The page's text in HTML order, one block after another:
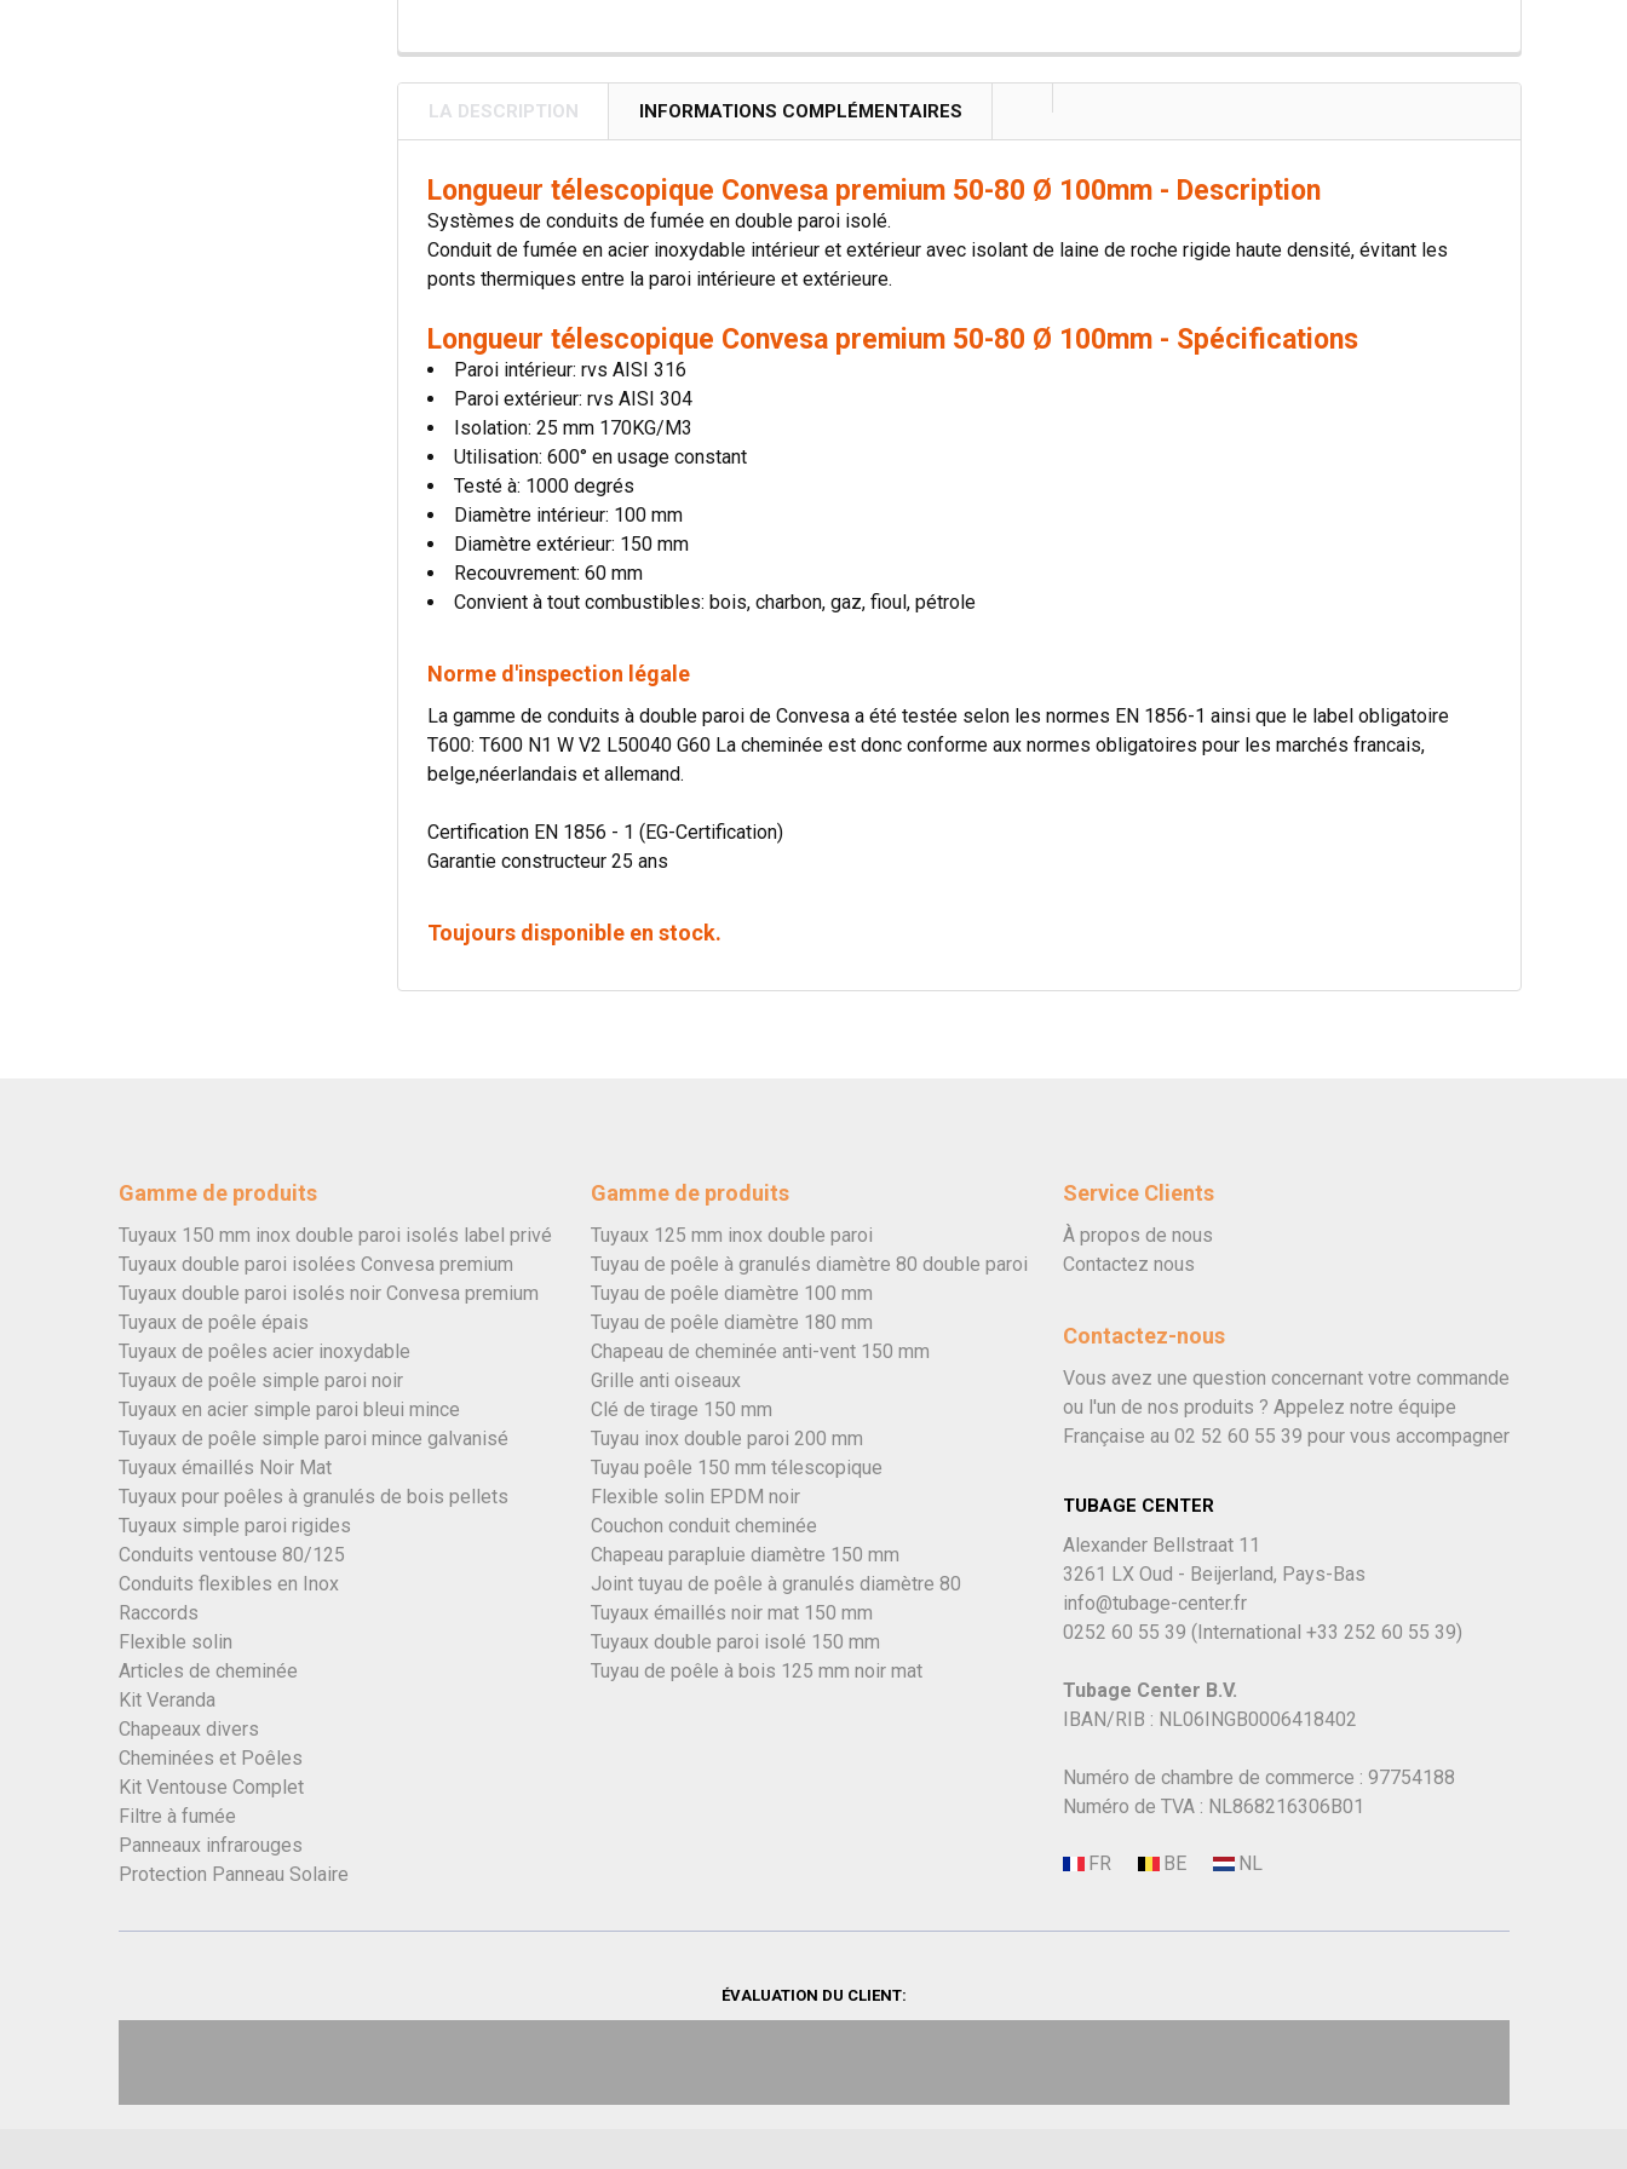
LA DESCRIPTION INFORMATIONS COMPLÉMENTAIRES
Longueur télescopique Convesa premium 50-80 Ø 100mm - Description
Systèmes de conduits de fumée en double paroi isolé.
Conduit de fumée en acier inoxydable intérieur et extérieur avec isolant de laine de roche rigide haute densité, évitant les
ponts thermiques entre la paroi intérieure et extérieure.
Longueur télescopique Convesa premium 50-80 Ø 100mm - Spécifications
Paroi intérieur: rvs AISI 316
Paroi extérieur: rvs AISI 304
Isolation: 25 mm 170KG/M3
Utilisation: 600° en usage constant
Testé à: 1000 degrés
Diamètre intérieur: 100 mm
Diamètre extérieur: 150 mm
Recouvrement: 60 mm
Convient à tout combustibles: bois, charbon, gaz, fioul, pétrole
Norme d'inspection légale
La gamme de conduits à double paroi de Convesa a été testée selon les normes EN 1856-1 ainsi que le label obligatoire
T600: T600 N1 W V2 L50040 G60 La cheminée est donc conforme aux normes obligatoires pour les marchés francais,
belge,néerlandais et allemand.
Certification EN 1856 - 1 (EG-Certification)
Garantie constructeur 25 ans
Toujours disponible en stock.
Gamme de produits
Tuyaux 150 mm inox double paroi isolés label privé
Tuyaux double paroi isolées Convesa premium
Tuyaux double paroi isolés noir Convesa premium
Tuyaux de poêle épais
Tuyaux de poêles acier inoxydable
Tuyaux de poêle simple paroi noir
Tuyaux en acier simple paroi bleui mince
Tuyaux de poêle simple paroi mince galvanisé
Tuyaux émaillés Noir Mat
Tuyaux pour poêles à granulés de bois pellets
Tuyaux simple paroi rigides
Conduits ventouse 80/125
Conduits flexibles en Inox
Raccords
Flexible solin
Articles de cheminée
Kit Veranda
Chapeaux divers
Cheminées et Poêles
Kit Ventouse Complet
Filtre à fumée
Panneaux infrarouges
Protection Panneau Solaire
Gamme de produits
Tuyaux 125 mm inox double paroi
Tuyau de poêle à granulés diamètre 80 double paroi
Tuyau de poêle diamètre 100 mm
Tuyau de poêle diamètre 180 mm
Chapeau de cheminée anti-vent 150 mm
Grille anti oiseaux
Clé de tirage 150 mm
Tuyau inox double paroi 200 mm
Tuyau poêle 150 mm télescopique
Flexible solin EPDM noir
Couchon conduit cheminée
Chapeau parapluie diamètre 150 mm
Joint tuyau de poêle à granulés diamètre 80
Tuyaux émaillés noir mat 150 mm
Tuyaux double paroi isolé 150 mm
Tuyau de poêle à bois 125 mm noir mat
Service Clients
À propos de nous
Contactez nous
Contactez-nous
Vous avez une question concernant votre commande
ou l'un de nos produits ? Appelez notre équipe
Française au 02 52 60 55 39 pour vous accompagner
TUBAGE CENTER
Alexander Bellstraat 11
3261 LX Oud - Beijerland, Pays-Bas
info@tubage-center.fr
0252 60 55 39 (International +33 252 60 55 39)
Tubage Center B.V.
IBAN/RIB : NL06INGB0006418402
Numéro de chambre de commerce : 97754188
Numéro de TVA : NL868216306B01
ÉVALUATION DU CLIENT: